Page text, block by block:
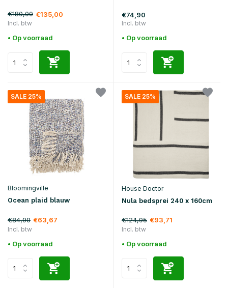
€180,00 €135,00
Incl. btw
• Op voorraad
€74,90
Incl. btw
• Op voorraad
SALE 25%
Bloomingville
Ocean plaid blauw
€84,90 €63,67
Incl. btw
• Op voorraad
SALE 25%
House Doctor
Nula bedsprei 240 x 160cm
€124,95 €93,71
Incl. btw
• Op voorraad